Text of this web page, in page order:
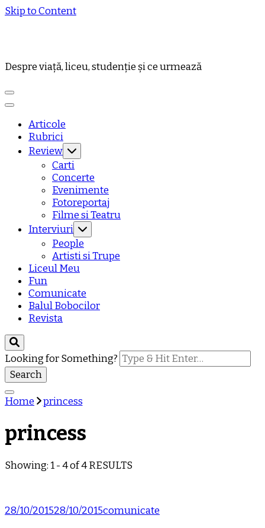
Skip to Content
Despre viață, liceu, studenție și ce urmează
Articole
Rubrici
Review
Carti
Concerte
Evenimente
Fotoreportaj
Filme si Teatru
Interviuri
People
Artisti si Trupe
Liceul Meu
Fun
Comunicate
Balul Bobocilor
Revista
Looking for Something?
Home princess
princess
Showing: 1 - 4 of 4 RESULTS
28/10/201528/10/2015comunicate